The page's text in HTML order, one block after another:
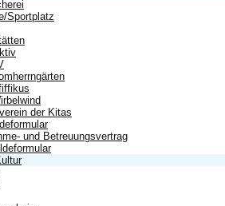
Sportplatz
der Kitas
und Betreuungsvertrag